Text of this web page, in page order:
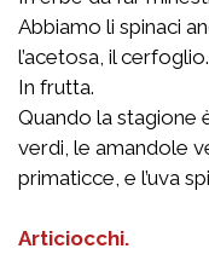
Abbiamo li spinaci
l’acetosa, il cerfoglio.
In frutta.
Quando la stagione
verdi, le amandole
primaticce, e l’uva
Articiocchi.